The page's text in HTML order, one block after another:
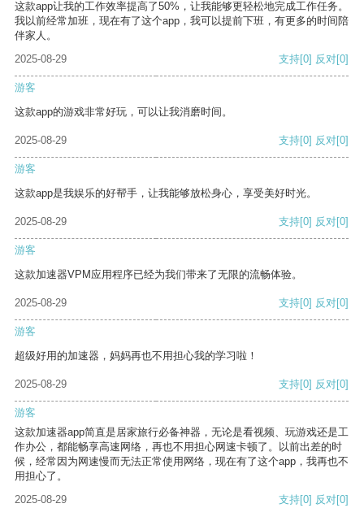
这款app让我的工作效率提高了50%，让我能够更轻松地完成工作任务。
我以前经常加班，现在有了这个app，我可以提前下班，有更多的时间陪
伴家人。
2025-08-29
支持[0] 反对[0]
游客
这款app的游戏非常好玩，可以让我消磨时间。
2025-08-29 支持[0] 反对[0]
游客
这款app是我娱乐的好帮手，让我能够放松身心，享受美好时光。
2025-08-29 支持[0] 反对[0]
游客
这款加速器VPM应用程序已经为我们带来了无限的流畅体验。
2025-08-29 支持[0] 反对[0]
游客
超级好用的加速器，妈妈再也不用担心我的学习啦！
2025-08-29 支持[0] 反对[0]
游客
这款加速器app简直是居家旅行必备神器，无论是看视频、玩游戏还是工
作办公，都能畅享高速网络，再也不用担心网速卡顿了。以前出差的时
候，经常因为网速慢而无法正常使用网络，现在有了这个app，我再也不
用担心了。
2025-08-29
支持[0] 反对[0]